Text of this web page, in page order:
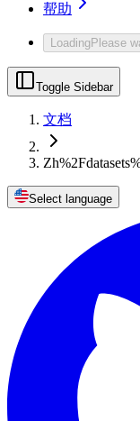
帮助
LoadingPlease
Toggle Sidebar
文档
Select language